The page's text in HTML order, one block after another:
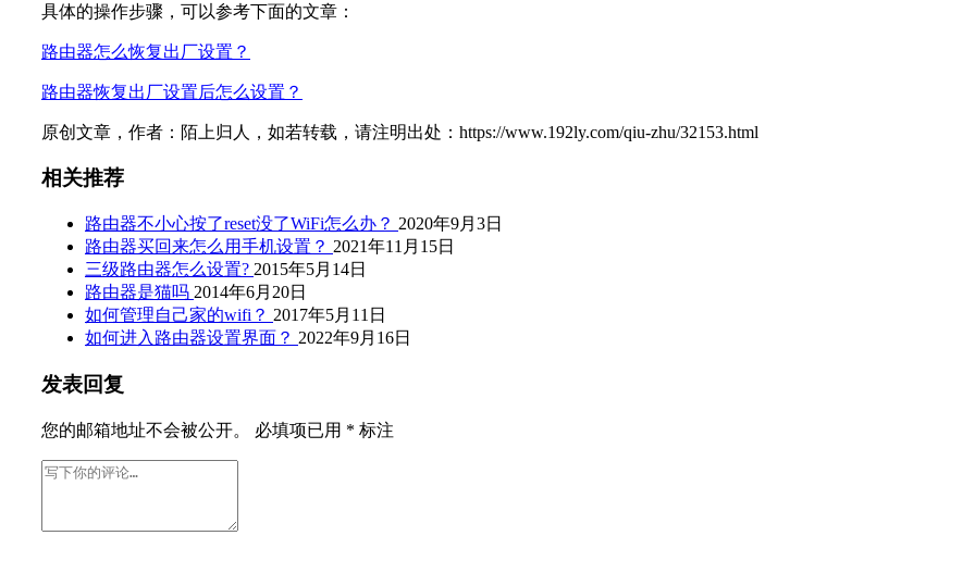
具体的操作步骤，可以参考下面的文章：
路由器怎么恢复出厂设置？
路由器恢复出厂设置后怎么设置？
原创文章，作者：陌上归人，如若转载，请注明出处：https://www.192ly.com/qiu-zhu/32153.html
相关推荐
路由器不小心按了reset没了WiFi怎么办？ 2020年9月3日
路由器买回来怎么用手机设置？ 2021年11月15日
三级路由器怎么设置? 2015年5月14日
路由器是猫吗 2014年6月20日
如何管理自己家的wifi？ 2017年5月11日
如何进入路由器设置界面？ 2022年9月16日
发表回复
您的邮箱地址不会被公开。 必填项已用 * 标注